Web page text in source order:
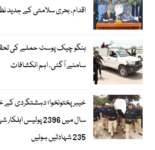
اقدام، بحری سلامتی کے جدید
ہنگو چیک پوسٹ حملے کی
سامنے آگئی، اہم انکشافات
235 شہادتیں ہوئیں